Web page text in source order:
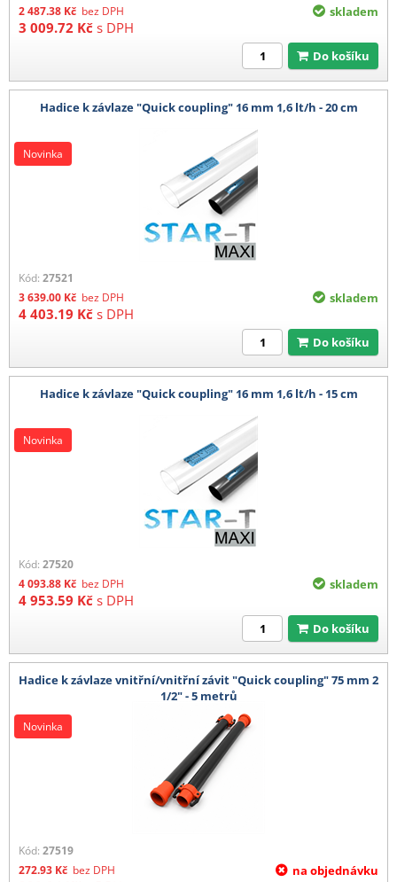
2 487.38 Kč bez DPH
3 009.72 Kč s DPH
skladem
Do košíku
Hadice k závlaze "Quick coupling" 16 mm 1,6 lt/h - 20 cm
Kód: 27521
3 639.00 Kč bez DPH
4 403.19 Kč s DPH
Novinka
skladem
Do košíku
Hadice k závlaze "Quick coupling" 16 mm 1,6 lt/h - 15 cm
Kód: 27520
4 093.88 Kč bez DPH
4 953.59 Kč s DPH
Novinka
skladem
Do košíku
Hadice k závlaze vnitřní/vnitřní závit "Quick coupling" 75 mm 2
1/2" - 5 metrů
Kód: 27519
272.93 Kč bez DPH
Novinka
na objednávku